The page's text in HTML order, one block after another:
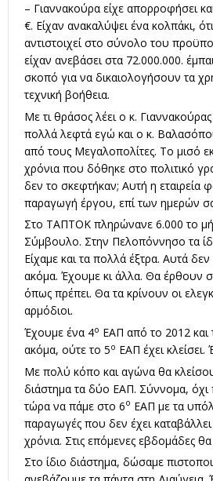
– Γιαννακούρα είχε απορροφήσει
€. Είχαν ανακαλύψει ένα κολπάκι,
αντιστοιχεί στο σύνολο του
είχαν ανεβάσει στα 72.000.000.
σκοπό για να δικαιολογήσουν τα
τεχνική βοήθεια.
Με τι θράσος λέει ο κ. Γιαννακούρας
πολλά λεφτά εγώ και ο κ.
από τους Μεγαλοπολίτες. Το μισό
χρόνια που δόθηκε στο πολιτικό
δεν το σκεφτήκαν; Αυτή η εταιρεία
παραγωγή έργου, επί των ημερών
Στο ΤΑΠΤΟΚ πληρώνανε 6.000 το
Σύμβουλο. Στην Πελοπόννησο τα
Είχαμε και τα πολλά έξτρα. Αυτά
ακόμα. Έχουμε κι άλλα. Θα έρθουν
όπως πρέπει. Θα τα κρίνουν οι
αρμόδιοι.
Έχουμε ένα 4ο ΕΑΠ από το 2012 και
ακόμα, ούτε το 5ο ΕΑΠ έχει
Με πολύ κόπο και αγώνα θα
διάστημα τα δύο ΕΑΠ. Σύννομα,
τώρα να πάμε στο 6ο ΕΑΠ με τα
παραγωγές που δεν έχει
χρόνια. Στις επόμενες εβδομάδες
Στο ίδιο διάστημα, δώσαμε